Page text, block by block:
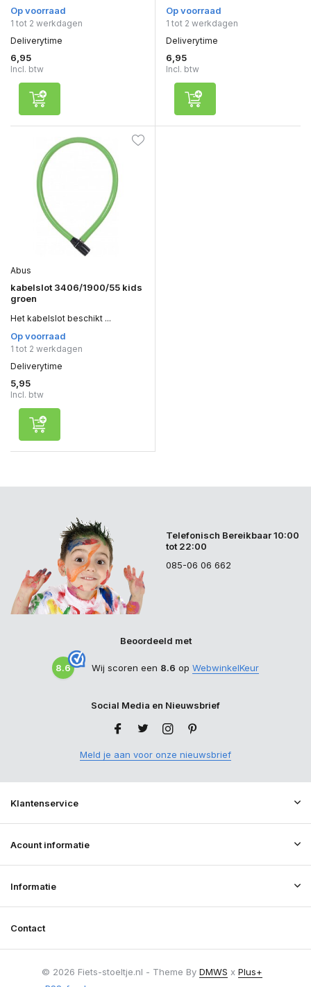
Op voorraad
1 tot 2 werkdagen
Deliverytime
6,95
Incl. btw
Op voorraad
1 tot 2 werkdagen
Deliverytime
6,95
Incl. btw
Abus
kabelslot 3406/1900/55 kids
groen
Het kabelslot beschikt ...
Op voorraad
1 tot 2 werkdagen
Deliverytime
5,95
Incl. btw
Telefonisch Bereikbaar 10:00
tot 22:00
085-06 06 662
Beoordeeld met
8.6 Wij scoren een 8.6 op WebwinkelKeur
Social Media en Nieuwsbrief
Meld je aan voor onze nieuwsbrief
Klantenservice
Acount informatie
Informatie
Contact
© 2026 Fiets-stoeltje.nl - Theme By DMWS x Plus+